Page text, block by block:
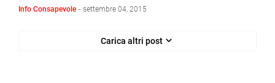
Info Consapevole - settembre 04, 2015
Carica altri post